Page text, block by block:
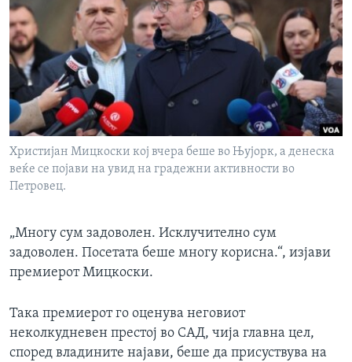
ИНТЕРВЈУА
Јазици
Христијан Мицкоски кој вчера беше во Њујорк, а денеска
веќе се појави на увид на градежни активности во
Петровец.
„Многу сум задоволен. Исклучително сум
задоволен. Посетата беше многу корисна.“, изјави
премиерот Мицкоски.
Така премиерот го оценува неговиот
неколкудневен престој во САД, чија главна цел,
според владините најави, беше да присуствува на